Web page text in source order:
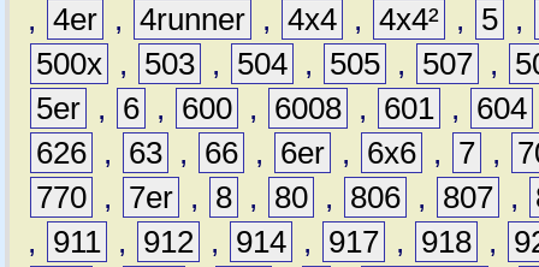
, 4er , 4runner , 4x4 , 4x4² , 5 ,
500x , 503 , 504 , 505 , 507 ,
5er , 6 , 600 , 6008 , 601 , 604
626 , 63 , 66 , 6er , 6x6 , 7 ,
770 , 7er , 8 , 80 , 806 , 807 ,
,
911 , 912 , 914 , 917 , 918 ,